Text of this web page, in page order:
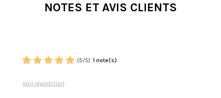
NOTES ET AVIS CLIENTS
(5/5) 1 note(s)
Voir répartition